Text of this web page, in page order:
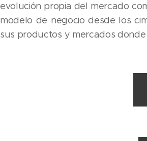
evolución propia del mercado
modelo de negocio desde los
sus productos y mercados